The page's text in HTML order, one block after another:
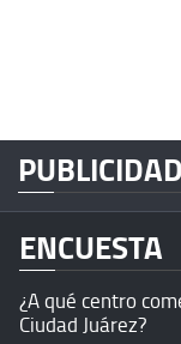
PUBLICIDAD
ENCUESTA
¿A qué centro
Ciudad Juárez?